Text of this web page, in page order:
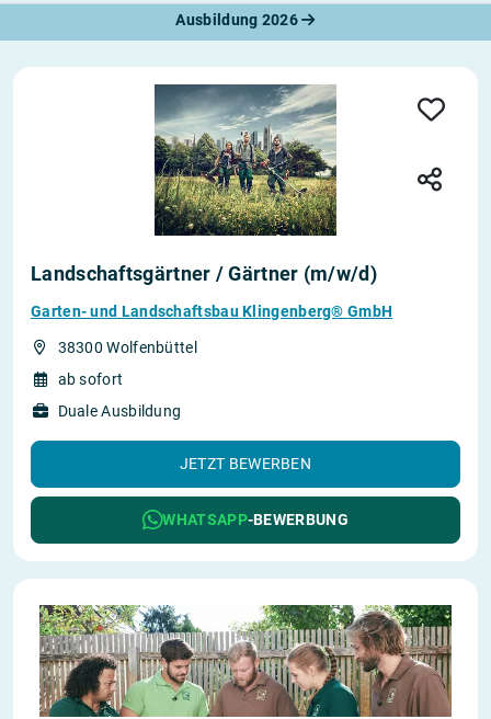
Ausbildung 2026
Landschaftsgärtner / Gärtner (m/w/d)
Garten- und Landschaftsbau Klingenberg® GmbH
38300 Wolfenbüttel
ab sofort
Duale Ausbildung
JETZT BEWERBEN
WHATSAPP-BEWERBUNG